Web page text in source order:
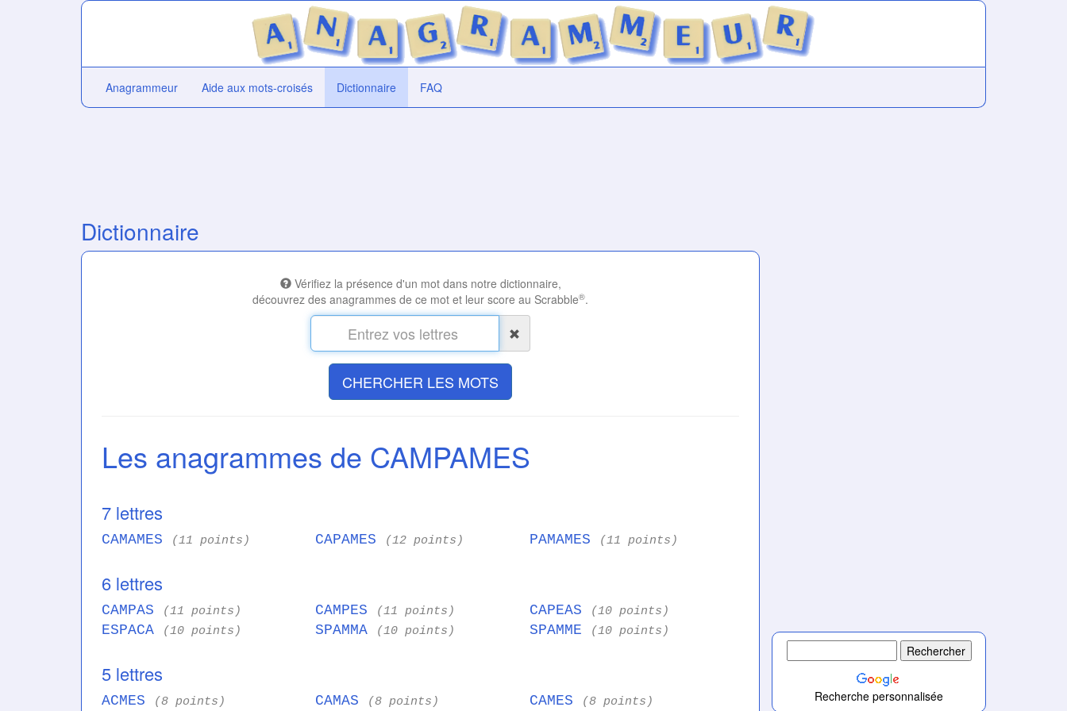
Anagrammeur Aide aux mots-croisés Dictionnaire FAQ
Dictionnaire
Vérifiez la présence d'un mot dans notre dictionnaire,
découvrez des anagrammes de ce mot et leur score au Scrabble®.
CHERCHER LES MOTS
Les anagrammes de CAMPAMES
7 lettres
CAMAMES (11 points) CAPAMES (12 points) PAMAMES (11 points)
6 lettres
CAMPAS (11 points) CAMPES (11 points) CAPEAS (10 points)
ESPACA (10 points) SPAMMA (10 points) SPAMME (10 points)
5 lettres
ACMES (8 points) CAMAS (8 points) CAMES (8 points) Recherche personnalisée